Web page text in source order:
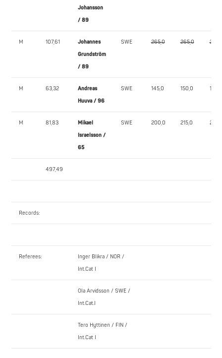
Johansson
/ 89
M 107,61
Johannes
Grundström
/ 89
SWE 265,0 265,0
M 63,32
Andreas
Huuva / 96
SWE 145,0 150,0 167,5
M 81,83
Mikael
Israelsson /
65
SWE 200,0 215,0
497,49
Records:
Referees:
Inger Blikra / NOR /
Int.Cat I
Ola Arvidsson / SWE /
Int.Cat.I
Tero Hyttinen / FIN /
Int.Cat I